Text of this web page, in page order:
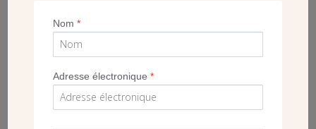
ENTRETIEN AVEC LE PÈRE GAUTIER MORNAS,
DIRECTEUR DU DÉPARTEMENT ART SACRÉ
DE LA CONFÉRENCE DES ÉVÊQUES DE FRANCE
(CEF),
Nom*
Adresse électronique*